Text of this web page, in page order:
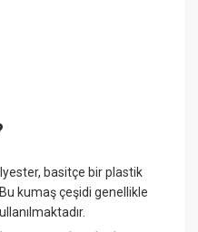
basitçe bir plastik
kumaş çeşidi genellikle